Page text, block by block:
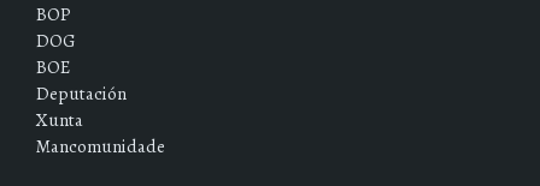
BOP
DOG
BOE
Deputación
Xunta
Mancomunidade